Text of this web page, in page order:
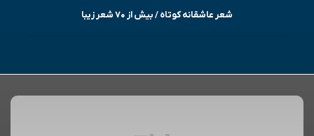
شعر عاشقانه کوتاه / بیش از ۷۰ شعر زیبا